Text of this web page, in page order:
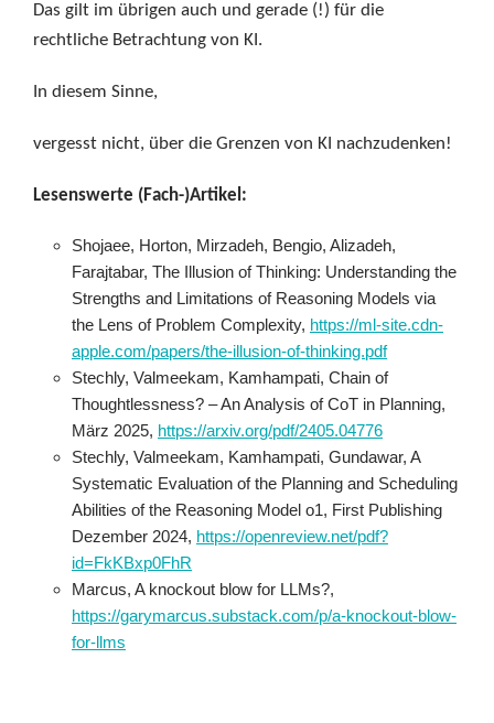
Das gilt im übrigen auch und gerade (!) für die
rechtliche Betrachtung von KI.
In diesem Sinne,
vergesst nicht, über die Grenzen von KI nachzudenken!
Lesenswerte (Fach-)Artikel:
Shojaee, Horton, Mirzadeh, Bengio, Alizadeh,
Farajtabar, The Illusion of Thinking: Understanding the
Strengths and Limitations of Reasoning Models via
the Lens of Problem Complexity, https://ml-site.cdn-
apple.com/papers/the-illusion-of-thinking.pdf
Stechly, Valmeekam, Kamhampati, Chain of
Thoughtlessness? – An Analysis of CoT in Planning,
März 2025, https://arxiv.org/pdf/2405.04776
Stechly, Valmeekam, Kamhampati, Gundawar, A
Systematic Evaluation of the Planning and Scheduling
Abilities of the Reasoning Model o1, First Publishing
Dezember 2024, https://openreview.net/pdf?
id=FkKBxp0FhR
Marcus, A knockout blow for LLMs?,
https://garymarcus.substack.com/p/a-knockout-blow-
for-llms